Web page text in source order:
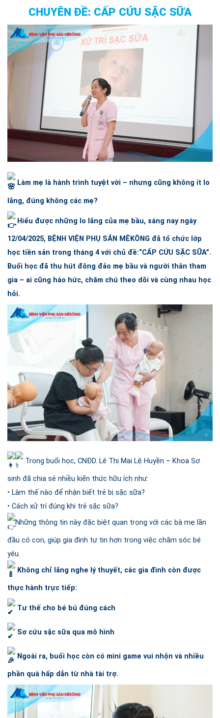
CHUYÊN ĐỀ: CẤP CỨU SẶC SỮA
Làm mẹ là hành trình tuyệt vời – nhưng cũng không ít lo
lắng, đúng không các mẹ?
Hiểu được những lo lắng của mẹ bầu, sáng nay ngày
12/04/2025, BỆNH VIỆN PHỤ SẢN MÊKÔNG đã tổ chức lớp
học tiền sản trong tháng 4 với chủ đề:“CẤP CỨU SẶC SỮA”.
Buổi học đã thu hút đông đảo mẹ bầu và người thân tham
gia – ai cũng háo hức, chăm chú theo dõi và cùng nhau học
hỏi.
Trong buổi học, CNĐD. Lê Thị Mai Lệ Huyền – Khoa Sơ
sinh đã chia sẻ nhiều kiến thức hữu ích như:
• Làm thế nào để nhận biết trẻ bị sặc sữa?
• Cách xử trí đúng khi trẻ sặc sữa?
Những thông tin này đặc biệt quan trọng với các bà mẹ lần
đầu có con, giúp gia đình tự tin hơn trong việc chăm sóc bé
yêu.
Không chỉ lắng nghe lý thuyết, các gia đình còn được
thực hành trực tiếp:
Tư thế cho bé bú đúng cách
Sơ cứu sặc sữa qua mô hình
Ngoài ra, buổi học còn có mini game vui nhộn và nhiều
phần quà hấp dẫn từ nhà tài trợ.